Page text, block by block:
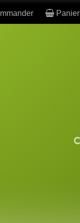
Panier